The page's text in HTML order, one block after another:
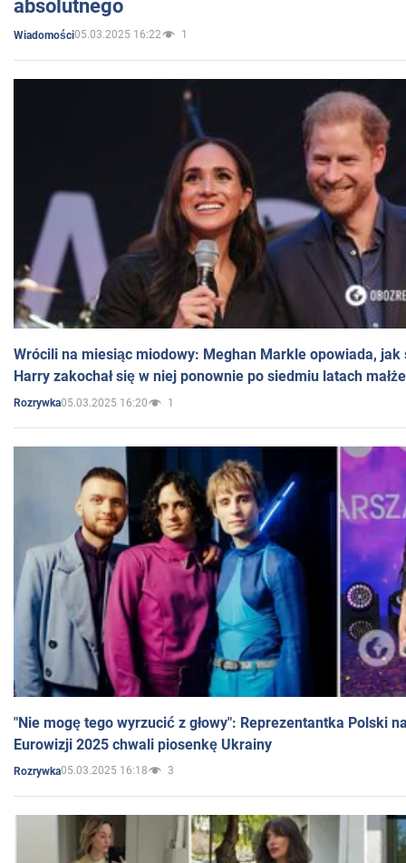
absolutnego
Wiadomości05.03.2025 16:22 1
Wrócili na miesiąc miodowy: Meghan Markle opowiada, jak
Harry zakochał się w niej ponownie po siedmiu latach
Rozrywka05.03.2025 16:20 1
"Nie mogę tego wyrzucić z głowy": Reprezentantka Polski
Eurowizji 2025 chwali piosenkę Ukrainy
Rozrywka05.03.2025 16:18 3